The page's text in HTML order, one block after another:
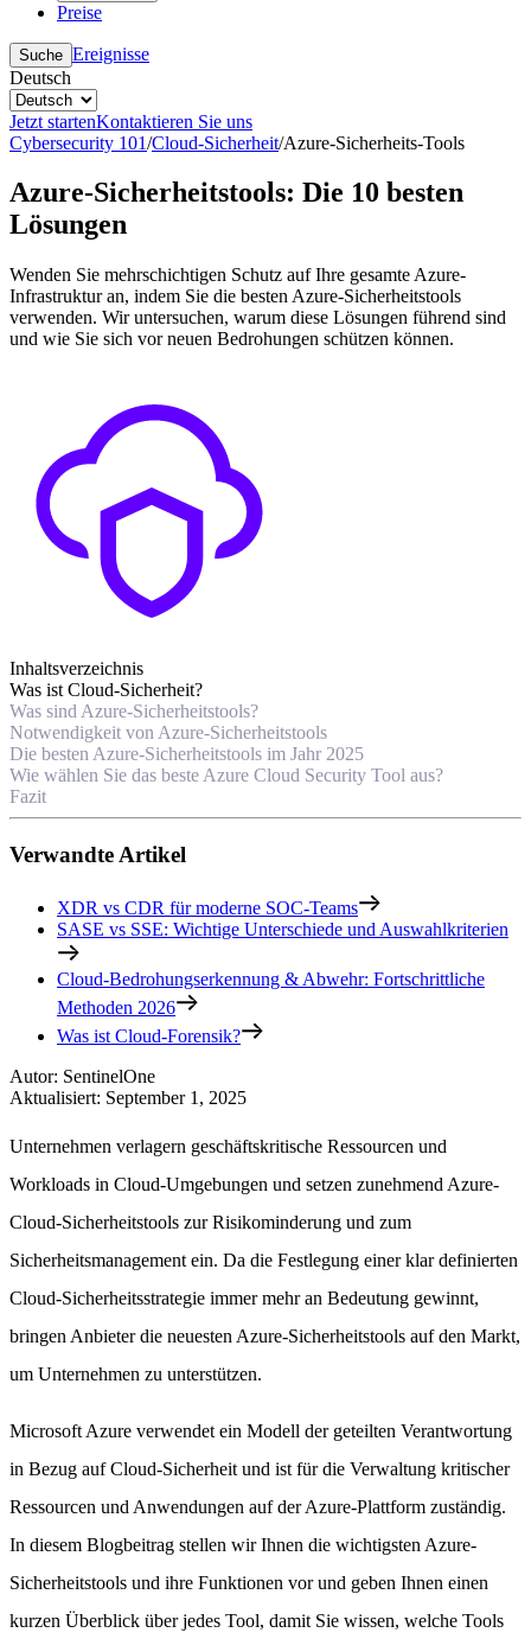
Preise
Suche Ereignisse
Deutsch
Jetzt startenKontaktieren Sie uns
Cybersecurity 101/Cloud-Sicherheit/Azure-Sicherheits-Tools
Azure-Sicherheitstools: Die 10 besten
Lösungen
Wenden Sie mehrschichtigen Schutz auf Ihre gesamte Azure-
Infrastruktur an, indem Sie die besten Azure-Sicherheitstools
verwenden. Wir untersuchen, warum diese Lösungen führend sind
und wie Sie sich vor neuen Bedrohungen schützen können.
Inhaltsverzeichnis
Was ist Cloud-Sicherheit?
Was sind Azure-Sicherheitstools?
Notwendigkeit von Azure-Sicherheitstools
Die besten Azure-Sicherheitstools im Jahr 2025
Wie wählen Sie das beste Azure Cloud Security Tool aus?
Fazit
Verwandte Artikel
XDR vs CDR für moderne SOC-Teams
SASE vs SSE: Wichtige Unterschiede und Auswahlkriterien
Cloud-Bedrohungserkennung & Abwehr: Fortschrittliche
Methoden 2026
Was ist Cloud-Forensik?
Autor: SentinelOne
Aktualisiert: September 1, 2025
Unternehmen verlagern geschäftskritische Ressourcen und
Workloads in Cloud-Umgebungen und setzen zunehmend Azure-
Cloud-Sicherheitstools zur Risikominderung und zum
Sicherheitsmanagement ein. Da die Festlegung einer klar definierten
Cloud-Sicherheitsstrategie immer mehr an Bedeutung gewinnt,
bringen Anbieter die neuesten Azure-Sicherheitstools auf den Markt,
um Unternehmen zu unterstützen.
Microsoft Azure verwendet ein Modell der geteilten Verantwortung
in Bezug auf Cloud-Sicherheit und ist für die Verwaltung kritischer
Ressourcen und Anwendungen auf der Azure-Plattform zuständig.
In diesem Blogbeitrag stellen wir Ihnen die wichtigsten Azure-
Sicherheitstools und ihre Funktionen vor und geben Ihnen einen
kurzen Überblick über jedes Tool, damit Sie wissen, welche Tools